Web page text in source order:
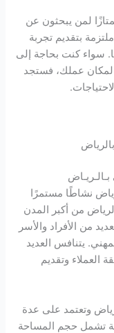
لمن يبحثون عن
بتقديم تجربة
سواء كنت بحاجة إلى
عملك، فستجد
نشاطًا مستمرًا
من أكبر المدن
من الأفراد والأسر
يتنافس العديد
وتقديم
وتعتمد على عدة
تشمل حجم المساحة